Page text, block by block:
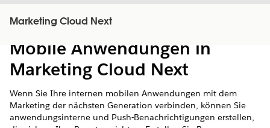
Marketing Cloud Next
Inhalt anzeigen
Inhalt
Mobile Anwendungen in
Marketing Cloud Next
Wenn Sie Ihre internen mobilen Anwendungen mit dem
Marketing der nächsten Generation verbinden, können Sie
anwendungsinterne und Push-Benachrichtigungen erstellen,